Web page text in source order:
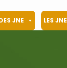
JNE LES